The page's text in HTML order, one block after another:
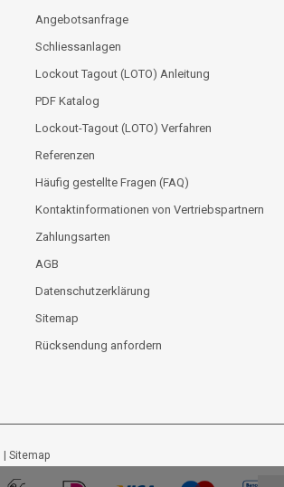
Angebotsanfrage
Schliessanlagen
Lockout Tagout (LOTO) Anleitung
PDF Katalog
Lockout-Tagout (LOTO) Verfahren
Referenzen
Häufig gestellte Fragen (FAQ)
Kontaktinformationen von Vertriebspartnern
Zahlungsarten
AGB
Datenschutzerklärung
Sitemap
Rücksendung anfordern
| Sitemap